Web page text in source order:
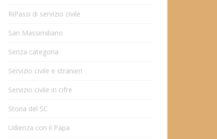
RiPassi di servizio civile
San Massimiliano
Senza categoria
Servizio civile e stranieri
Servizio civile in cifre
Storia del SC
Udienza con il Papa